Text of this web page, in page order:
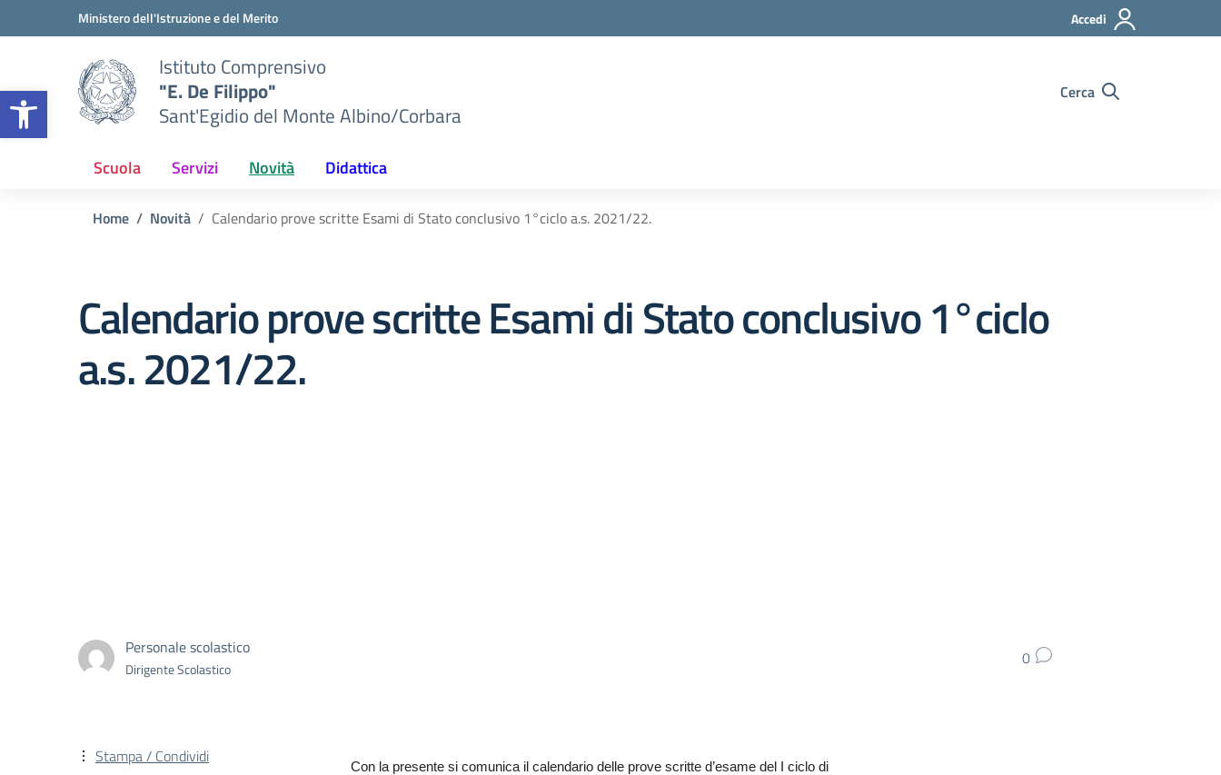
Apri la barra degli strumenti
Vai ai contenuti
Vai al menu di navigazioneMinistero dell'Istruzione e del Merito Accedi
Istituto Comprensivo
"E. De Filippo"
Sant'Egidio del Monte Albino/Corbara
Cerca
Scuola Servizi Novità Didattica
Home Novità Calendario prove scritte Esami di Stato conclusivo 1°ciclo a.s. 2021/22.
Calendario prove scritte Esami di Stato conclusivo 1°ciclo
a.s. 2021/22.
Personale scolastico
Dirigente Scolastico 0
Con la presente si comunica il calendario delle prove scritte d’esame del I ciclo di
Stampa / Condividi